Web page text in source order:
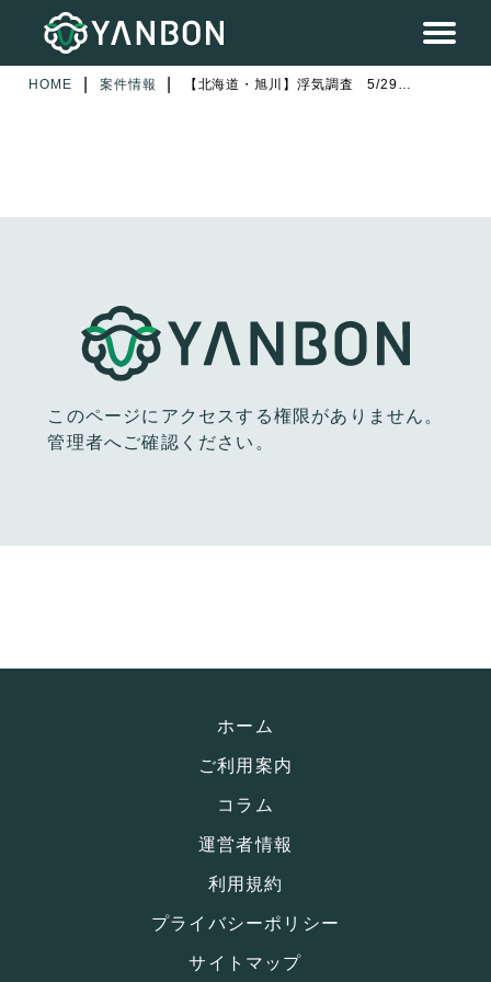
HOME 案件情報 【北海道・旭川】浮気調査 5/29（1日目）
このページにアクセスする権限がありません。
管理者へご確認ください。
ホーム
ご利用案内
コラム
運営者情報
利用規約
プライバシーポリシー
サイトマップ